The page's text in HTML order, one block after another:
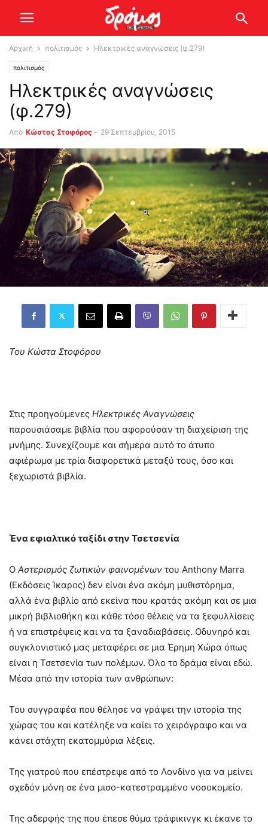
Αρχική πολιτισμός Ηλεκτρικές αναγνώσεις (φ.279)
πολιτισμός
Ηλεκτρικές αναγνώσεις
(φ.279)
Από Κώστας Στοφόρος - 29 Σεπτεμβρίου, 2015
Του Κώστα Στοφόρου
Στις προηγούμενες Ηλεκτρικές Αναγνώσεις
παρουσιάσαμε βιβλία που αφορούσαν τη διαχείριση της
μνήμης. Συνεχίζουμε και σήμερα αυτό το άτυπο
αφιέρωμα με τρία διαφορετικά μεταξύ τους, όσο και
ξεχωριστά βιβλία.
Ένα εφιαλτικό ταξίδι στην Τσετσενία
Ο Αστερισμός ζωτικών φαινομένων του Anthony Marra
(Eκδόσεις Ίκαρος) δεν είναι ένα ακόμη μυθιστόρημα,
αλλά ένα βιβλίο από εκείνα που κρατάς ακόμη και σε μια
μικρή βιβλιοθήκη και κάθε τόσο θέλεις να τα ξεφυλλίσεις
ή να επιστρέψεις και να τα ξαναδιαβάσεις. Οδυνηρό και
συγκλονιστικό μας μεταφέρει σε μια Έρημη Χώρα όπως
είναι η Τσετσενία των πολέμων. Όλο το δράμα είναι εδώ.
Μέσα από την ιστορία των ανθρώπων:
Του συγγραφέα που θέλησε να γράψει την ιστορία της
χώρας του και κατέληξε να καίει το χειρόγραφο και να
κάνει στάχτη εκατομμύρια λέξεις.
Της γιατρού που επέστρεψε από το Λονδίνο για να μείνει
σχεδόν μόνη σε ένα μισο-κατεστραμμένο νοσοκομείο.
Της αδερφής της που έπεσε θύμα τράφικινγκ κι έκανε το